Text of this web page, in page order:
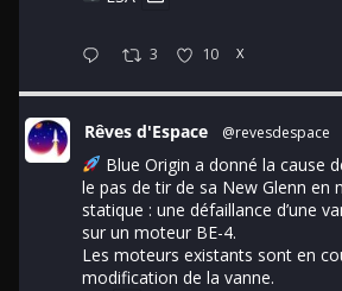
3 10 X
Rêves d'Espace @revesdespace
Blue Origin a donné la cause
le pas de tir de sa New Glenn en
statique : une défaillance d’une
sur un moteur BE-4.
Les moteurs existants sont en
modification de la vanne.